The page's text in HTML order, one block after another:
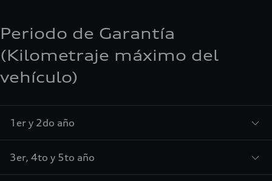
Periodo de Garantía
(Kilometraje máximo del
vehículo)
1er y 2do año
3er, 4to y 5to año